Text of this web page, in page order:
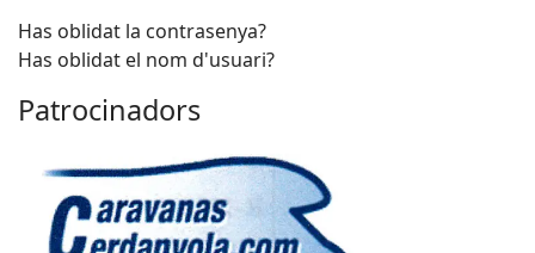
Has oblidat la contrasenya?
Has oblidat el nom d'usuari?
Patrocinadors